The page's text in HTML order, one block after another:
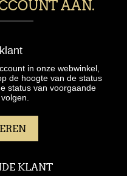
AAN.
in onze webwinkel,
de hoogte van de status
status van voorgaande
KLANT